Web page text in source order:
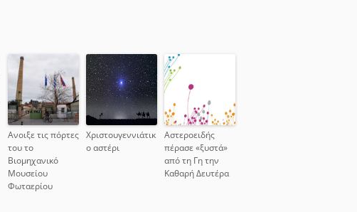
Ανοιξε τις πόρτες
του το
Βιομηχανικό
Μουσείου
Φωταερίου
Χριστουγεννιάτικ
ο αστέρι
Αστεροειδής
πέρασε «ξυστά»
από τη Γη την
Καθαρή Δευτέρα